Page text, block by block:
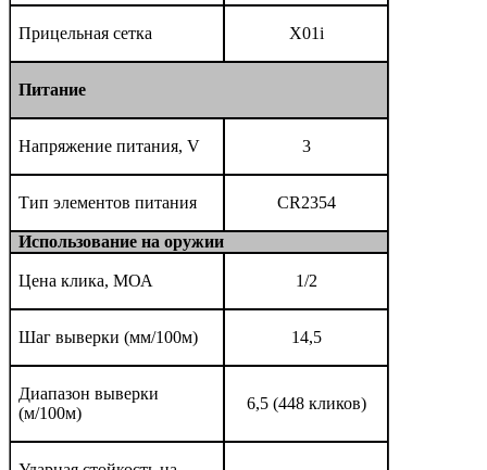
Прицельная сетка X01i
Питание
Напряжение питания, V 3
Тип элементов питания CR2354
Использование на оружии
Цена клика, МОА 1/2
Шаг выверки (мм/100м) 14,5
Диапазон выверки
(м/100м)
6,5 (448 кликов)